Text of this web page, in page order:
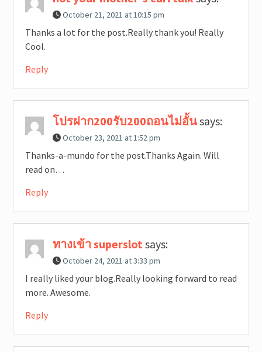
October 21, 2021 at 10:15 pm
Thanks a lot for the post.Really thank you! Really
Cool.
Reply
โปรฝาก200รับ200ถอนไม่อั้นsays:
October 23, 2021 at 1:52 pm
Thanks-a-mundo for the post.Thanks Again. Will
read on…
Reply
ทางเข้า superslotsays:
October 24, 2021 at 3:33 pm
I really liked your blog.Really looking forward to read
more. Awesome.
Reply